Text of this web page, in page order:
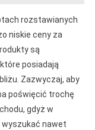
rozstawianych
niskie ceny za
są
posiadają
Zazwyczaj, aby
poświęcić trochę
gdyż w
nawet